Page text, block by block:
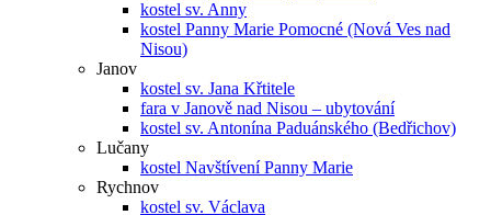
kostel sv. Anny
kostel Panny Marie Pomocné (Nová Ves nad
Nisou)
Janov
kostel sv. Jana Křtitele
fara v Janově nad Nisou – ubytování
kostel sv. Antonína Paduánského (Bedřichov)
Lučany
kostel Navštívení Panny Marie
Rychnov
kostel sv. Václava